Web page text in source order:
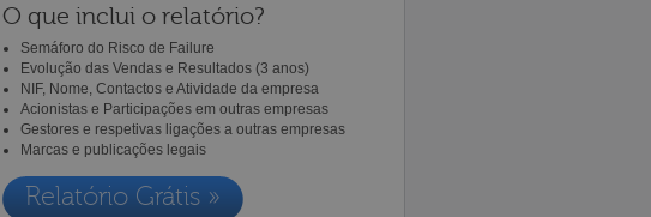
O que inclui o relatório?
Semáforo do Risco de Failure
Evolução das Vendas e Resultados (3 anos)
NIF, Nome, Contactos e Atividade da empresa
Acionistas e Participações em outras empresas
Gestores e respetivas ligações a outras empresas
Marcas e publicações legais
Relatório Grátis »